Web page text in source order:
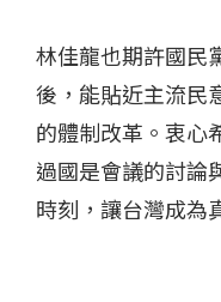
林佳龍也期許國民
後，能貼近主流民
的體制改革。衷心
過國是會議的討論
時刻，讓台灣成為